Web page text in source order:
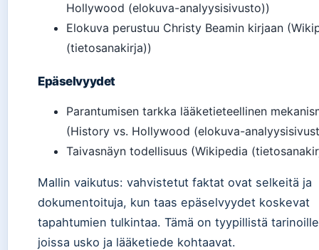
Hollywood (elokuva-analyysisivusto))
Elokuva perustuu Christy Beamin kirjaan
(tietosanakirja))
Epäselvyydet
Parantumisen tarkka lääketieteellinen
(History vs. Hollywood (elokuva-
Taivasnäyn todellisuus (Wikipedia
Mallin vaikutus: vahvistetut faktat ovat selkeitä ja
dokumentoituja, kun taas epäselvyydet koskevat
tapahtumien tulkintaa. Tämä on tyypillistä
joissa usko ja lääketiede kohtaavat.